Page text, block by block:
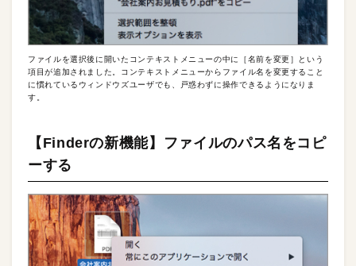
ファイルを選択後に開いたコンテキストメニューの中に［名前を変更］という
項目が追加されました。コンテキストメニューからファイル名を変更すること
に慣れているウィンドウズユーザでも、戸惑わずに操作できるようになりま
す。
【Finderの新機能】ファイルのパス名をコピ
ーする